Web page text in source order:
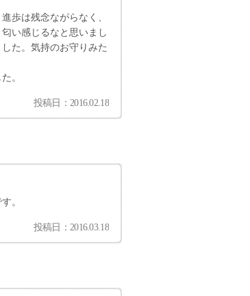
歩は残念ながらなく、
い感じるなと思いまし
た。気持のお守りみた
。
投稿日：2016.02.18
。
投稿日：2016.03.18